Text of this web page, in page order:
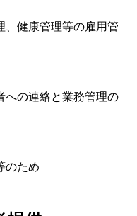
、健康管理等の雇用管
への連絡と業務管理の
のため